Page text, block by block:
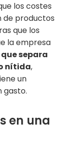
los costes
de productos
que los
la empresa
separa
nítida,
un
gasto.
en una